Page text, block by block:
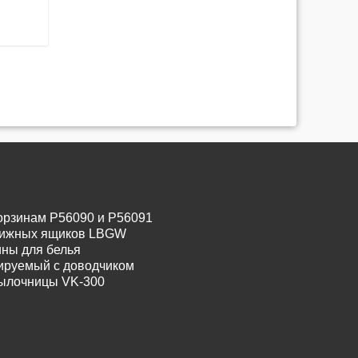
P56090 и P56091
ящиков LBGW
для белья
с доводчиком
VK-300